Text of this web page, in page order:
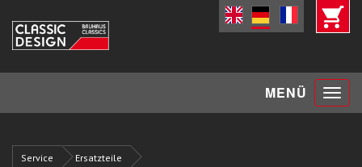
MENÜ Toggle
Service Ersatzteile